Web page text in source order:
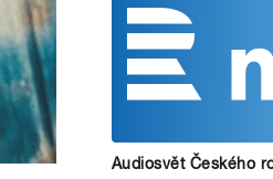
Audiosvět Českého